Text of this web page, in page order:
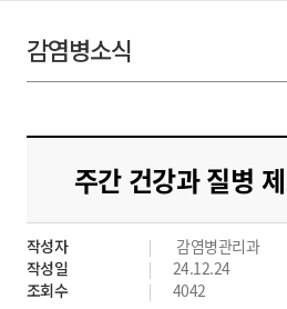
뉴
열
감염병소식
주간 건강과 질병
작성자
감염병관리과
작성일
24.12.24
조회수
4042